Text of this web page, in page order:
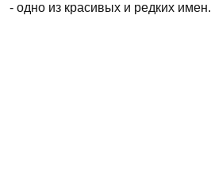
- одно из красивых и редких имен.